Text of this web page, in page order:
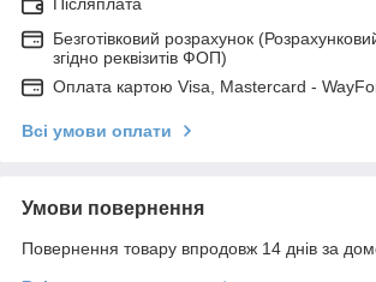
Безготівковий розрахунок
згідно реквізитів ФОП)
Оплата картою Visa, Mastercard -
Всі умови оплати
Умови повернення
Повернення товару впродовж 14 днів за